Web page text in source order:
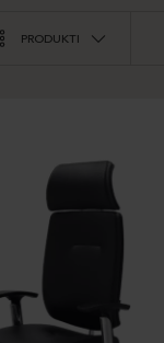
PRODUKTI